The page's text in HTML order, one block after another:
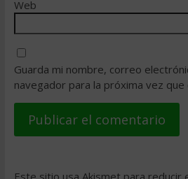
Web
Guarda mi nombre, correo
navegador para la próxima vez que